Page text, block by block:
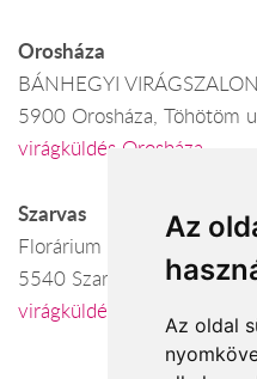
Az
Az oldal
Orosháza
BÁNHEGYI VIRÁGSZALON
5900 Orosháza, Töhötöm
virágküldés Orosháza
Szarvas
Florárium
5540 Szarvas, Lehel u. 3-5.
virágküldés Szarvas